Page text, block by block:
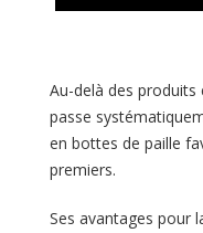
Au-delà des
passe
en bottes de paille
premiers.
Ses avantages pour